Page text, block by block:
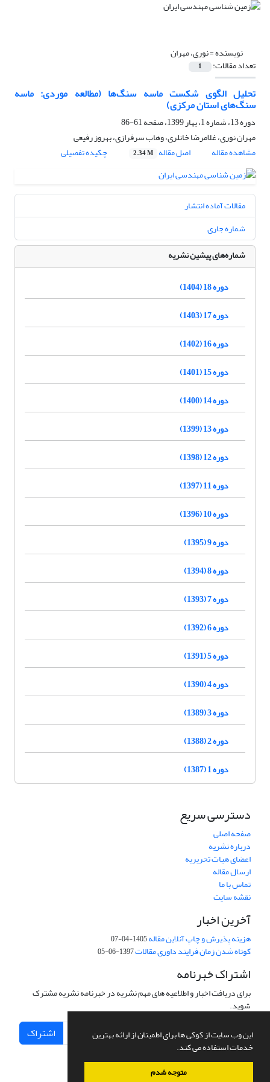
این وب سایت از کوکی ها برای اطمینان از ارائه بهترین
خدمات استفاده می کند.
متوجه شدم
نویسنده =نوری، مهران
تعداد مقالات: 1
تحلیل الگوی شکست ماسه سنگ‌ها (مطالعه موردی: ماسه
سنگ‌های استان مرکزی)
دوره 13، شماره 1، بهار 1399، صفحه
61-86
مهران نوری، غلامرضا خانلری، وهاب سرفرازی، بهروز رفیعی
مشاهده مقاله
اصل مقاله 2.34 M چکیده تفصیلی
مقالات آماده انتشار
شماره جاری
شماره‌های پیشین نشریه
دوره 18 (1404)
دوره 17 (1403)
دوره 16 (1402)
دوره 15 (1401)
دوره 14 (1400)
دوره 13 (1399)
دوره 12 (1398)
دوره 11 (1397)
دوره 10 (1396)
دوره 9 (1395)
دوره 8 (1394)
دوره 7 (1393)
دوره 6 (1392)
دوره 5 (1391)
دوره 4 (1390)
دوره 3 (1389)
دوره 2 (1388)
دوره 1 (1387)
دسترسی سریع
صفحه اصلی
درباره نشریه
اعضای هیات تحریریه
ارسال مقاله
تماس با ما
نقشه سایت
آخرین اخبار
هزینه پذیرش و چاپ آنلاین مقاله1405-04-07
کوتاه شدن زمان فرایند داوری مقالات1397-06-05
اشتراک خبرنامه
برای دریافت اخبار و اطلاعیه های مهم نشریه در خبرنامه نشریه مشترک
شوید.
اشتراک